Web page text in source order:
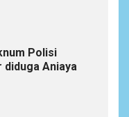
Polisi
diduga Aniaya